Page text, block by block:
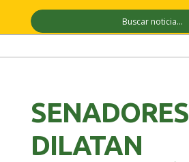
SENADORES
DILATAN